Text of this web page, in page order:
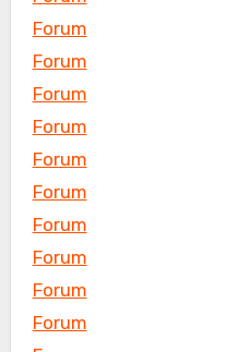
Forum
Forum
Forum
Forum
Forum
Forum
Forum
Forum
Forum
Forum